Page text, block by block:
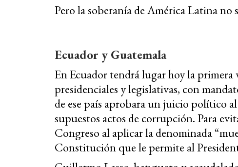
Pero la soberanía de América Latina
Ecuador y Guatemala
En Ecuador tendrá lugar hoy la primera
presidenciales y legislativas, con
de ese país aprobara un juicio político
supuestos actos de corrupción. Para
Congreso al aplicar la denominada
Constitución que le permite al